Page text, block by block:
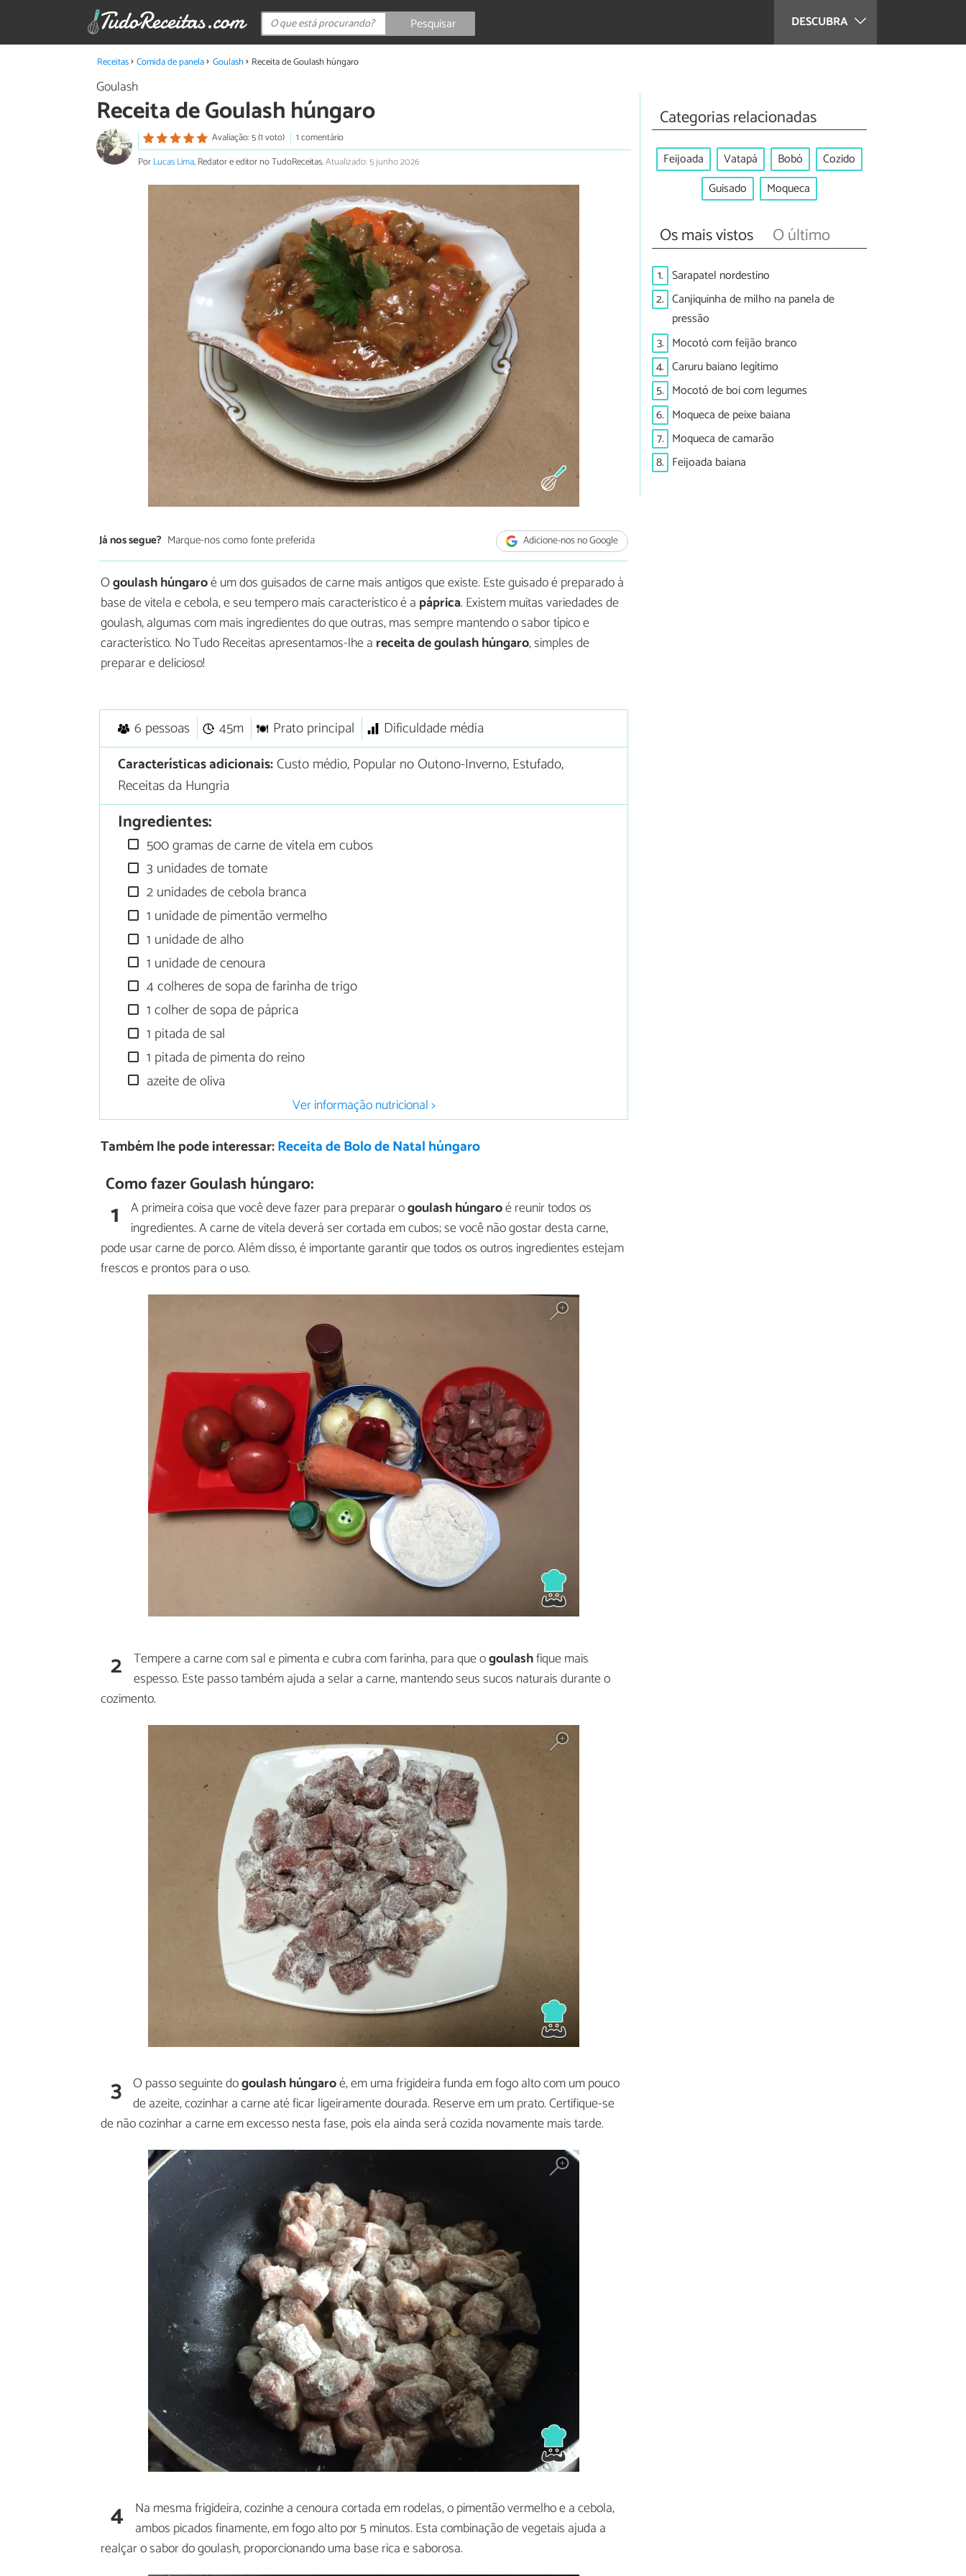
DESCUBRA
Pesquisar
Receitas Comida de panela Goulash Receita de Goulash húngaro
Goulash
Receita de Goulash húngaro
Avaliação: 5 (1 voto)
1 comentário
PorLucas Lima, Redator e editor no TudoReceitas.Atualizado: 5 junho 2026
Já nos segue? Marque-nos como fonte preferida Adicione-nos no Google
Ogoulash húngaroé um dos guisados de carne mais antigos que existe. Este guisado é preparado à
base de vitela e cebola, e seu tempero mais característico é a páprica. Existem muitas variedades de
goulash, algumas com mais ingredientes do que outras, mas sempre mantendo o sabor típico e
característico. No Tudo Receitas apresentamos-lhe a receita de goulash húngaro, simples de
preparar e delicioso!
6 pessoas 45m Prato principal
Dificuldade média
Características adicionais:Custo médio, Popular no Outono-Inverno, Estufado,
Receitas da Hungria
Ingredientes:
500 gramas de carne de vitela em cubos
3 unidades de tomate
2 unidades de cebola branca
1 unidade de pimentão vermelho
1 unidade de alho
1 unidade de cenoura
4 colheres de sopa de farinha de trigo
1 colher de sopa de páprica
1 pitada de sal
1 pitada de pimenta do reino
azeite de oliva
Ver informação nutricional >
Também lhe pode interessar:Receita de Bolo de Natal húngaro
Como fazer Goulash húngaro:
1 A primeira coisa que você deve fazer para preparar ogoulash húngaroé reunir todos os
ingredientes. A carne de vitela deverá ser cortada em cubos; se você não gostar desta carne,
pode usar carne de porco. Além disso, é importante garantir que todos os outros ingredientes estejam
frescos e prontos para o uso.
2 Tempere a carne com sal e pimenta e cubra com farinha, para que ogoulashfique mais
espesso. Este passo também ajuda a selar a carne, mantendo seus sucos naturais durante o
cozimento.
3 O passo seguinte dogoulash húngaroé, em uma frigideira funda em fogo alto com um pouco
de azeite, cozinhar a carne até ficar ligeiramente dourada. Reserve em um prato. Certifique-se
de não cozinhar a carne em excesso nesta fase, pois ela ainda será cozida novamente mais tarde.
4 Na mesma frigideira, cozinhe a cenoura cortada em rodelas, o pimentão vermelho e a cebola,
ambos picados finamente, em fogo alto por 5 minutos. Esta combinação de vegetais ajuda a
realçar o sabor do goulash, proporcionando uma base rica e saborosa.
Categorias relacionadas
Feijoada Vatapá Bobó
Cozido
Guisado
Moqueca
Os mais vistos O último
1. Sarapatel nordestino
2. Canjiquinha de milho na panela de
pressão
3. Mocotó com feijão branco
4. Caruru baiano legítimo
5. Mocotó de boi com legumes
6. Moqueca de peixe baiana
7. Moqueca de camarão
8. Feijoada baiana